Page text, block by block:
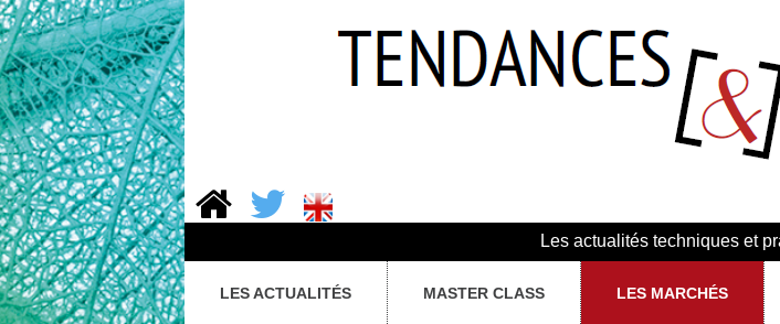
Les actualités techniques et
LES ACTUALITÉS MASTER CLASS LES MARCHÉS